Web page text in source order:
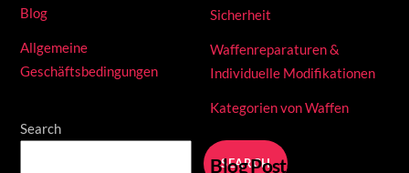
Blog
Allgemeine
Geschäftsbedingungen
Search
SEARCH
Sicherheit
Waffenreparaturen &
Individuelle Modifikationen
Kategorien von Waffen
Blog Posts